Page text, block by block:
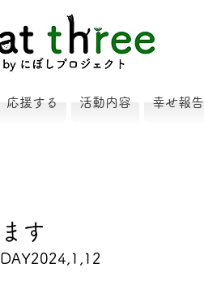
応援する 活動内容 幸せ報告
す
DAY2024,1,12